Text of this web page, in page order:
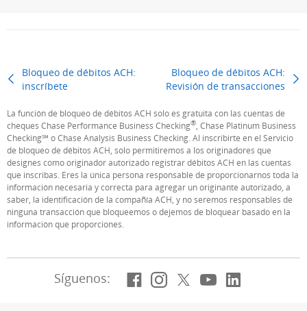
Bloqueo de débitos ACH:
inscríbetePágina siguiente
Bloqueo de débitos ACH:
Revisión de transacciones
La función de bloqueo de débitos ACH solo es gratuita con las cuentas de
cheques Chase Performance Business Checking®, Chase Platinum Business
Checking℠ o Chase Analysis Business Checking. Al inscribirte en el Servicio
de bloqueo de débitos ACH, solo permitiremos a los originadores que
designes como originador autorizado registrar débitos ACH en las cuentas
que inscribas. Eres la única persona responsable de proporcionarnos toda la
información necesaria y correcta para agregar un originante autorizado, a
saber, la identificación de la compañía ACH, y no seremos responsables de
ninguna transacción que bloqueemos o dejemos de bloquear basado en la
información que proporciones.
Síguenos: Facebook
(Se abre en
Instagram
(Se abre en
X,
(Se abre en
YouTube
(Se abre